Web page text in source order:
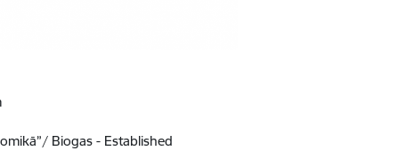
Biogas - Established